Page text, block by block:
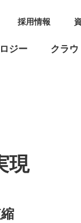
ジー クラ
採用情報
現